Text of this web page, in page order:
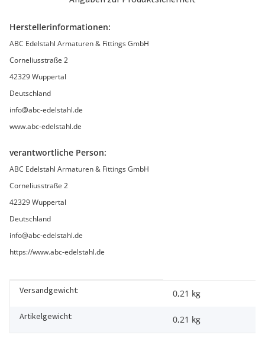
Herstellerinformationen:
ABC Edelstahl Armaturen & Fittings GmbH
Corneliusstraße 2
42329 Wuppertal
Deutschland
info@abc-edelstahl.de
www.abc-edelstahl.de
verantwortliche Person:
ABC Edelstahl Armaturen & Fittings GmbH
Corneliusstraße 2
42329 Wuppertal
Deutschland
info@abc-edelstahl.de
https://www.abc-edelstahl.de
Produkteigenschaft
Wert
Versandgewicht: 0,21 kg
Artikelgewicht: 0,21 kg